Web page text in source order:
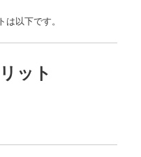
以下です。
ット